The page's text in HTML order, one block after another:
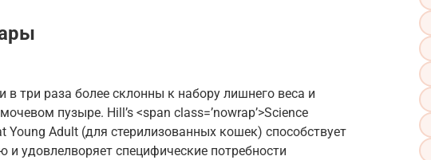
в три раза более склонны к набору лишнего веса и
пузыре. Hill’s <span class=’nowrap’>Science
Young Adult (для стерилизованных кошек) способствует
и удовлелворяет специфические потребности